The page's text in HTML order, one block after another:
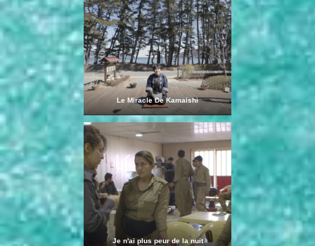
Le Miracle De Kamaishi
Je n'ai plus peur de la nuit